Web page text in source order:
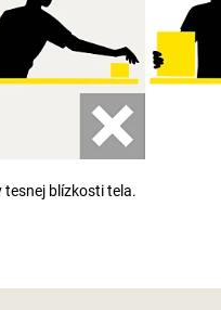
tesnej blízkosti tela.